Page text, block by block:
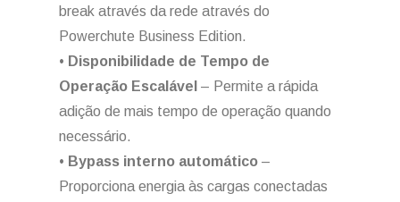
break através da rede através do
Powerchute Business Edition.
• Disponibilidade de Tempo de
Operação Escalável – Permite a rápida
adição de mais tempo de operação quando
necessário.
• Bypass interno automático –
Proporciona energia às cargas conectadas